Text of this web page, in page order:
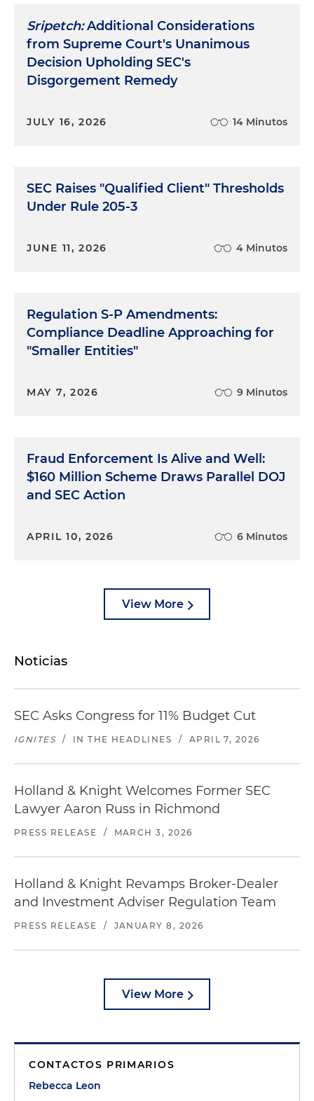
Sripetch:Additional Considerations
from Supreme Court's Unanimous
Decision Upholding SEC's
Disgorgement Remedy
JULY 16, 2026 14 Minutos
SEC Raises "Qualified Client" Thresholds
Under Rule 205-3
JUNE 11, 2026 4 Minutos
Regulation S-P Amendments:
Compliance Deadline Approaching for
"Smaller Entities"
MAY 7, 2026 9 Minutos
Fraud Enforcement Is Alive and Well:
$160 Million Scheme Draws Parallel DOJ
and SEC Action
APRIL 10, 2026 6 Minutos
View More
Noticias
SEC Asks Congress for 11% Budget Cut
IGNITES / IN THE HEADLINES / APRIL 7, 2026
Holland & Knight Welcomes Former SEC
Lawyer Aaron Russ in Richmond
PRESS RELEASE / MARCH 3, 2026
Holland & Knight Revamps Broker-Dealer
and Investment Adviser Regulation Team
PRESS RELEASE / JANUARY 8, 2026
View More
CONTACTOS PRIMARIOS
Rebecca Leon